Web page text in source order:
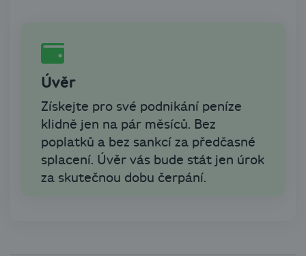
Úvěr
Získejte pro své podnikání peníze
klidně jen na pár měsíců. Bez
poplatků a bez sankcí za předčasné
splacení. Úvěr vás bude stát jen úrok
za skutečnou dobu čerpání.